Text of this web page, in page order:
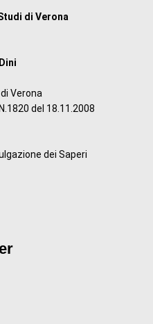
di Verona
Verona
del 18.11.2008
dei Saperi